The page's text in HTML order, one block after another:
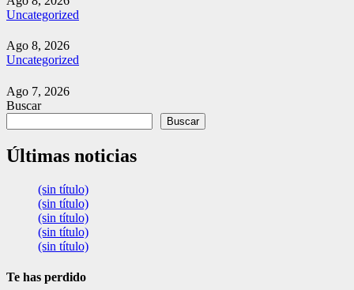
Uncategorized
Ago 8, 2026
Uncategorized
Ago 7, 2026
Buscar
Buscar
Últimas noticias
(sin título)
(sin título)
(sin título)
(sin título)
(sin título)
Te has perdido